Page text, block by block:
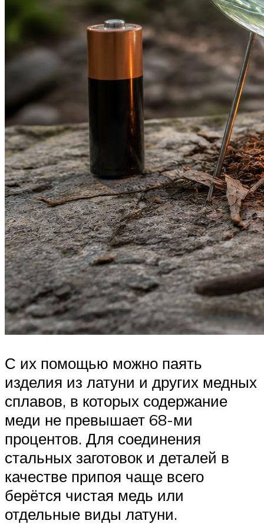
С их помощью можно паять
изделия из латуни и других медных
сплавов, в которых содержание
меди не превышает 68-ми
процентов. Для соединения
стальных заготовок и деталей в
качестве припоя чаще всего
берётся чистая медь или
отдельные виды латуни.